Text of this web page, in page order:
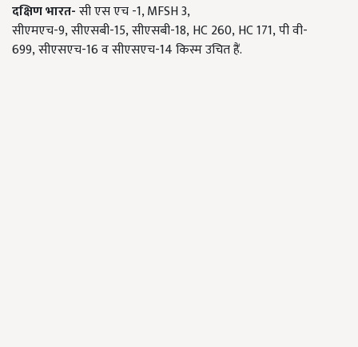
दक्षिण भारत-सी एस एच -1, MFSH 3,
सीएमएच-9, सीएसबी-15, सीएसबी-18, HC 260, HC 171, पी वी-
699, सीएसएच-16 व सीएसएच-14 किस्म उचित हैं.